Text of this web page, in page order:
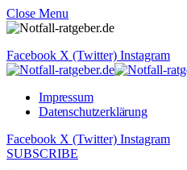
Close Menu
Facebook X (Twitter) Instagram
Impressum
Datenschutzerklärung
Facebook X (Twitter) Instagram
SUBSCRIBE